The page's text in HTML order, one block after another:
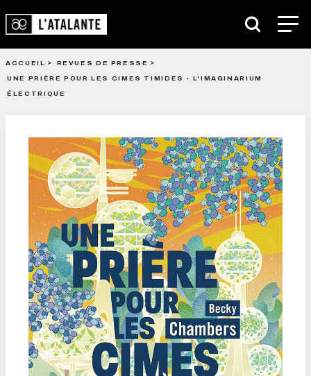
ACCUEIL
REVUES DE PRESSE
UNE PRIÈRE POUR LES CIMES TIMIDES - L'IMAGINARIUM
ÉLECTRIQUE